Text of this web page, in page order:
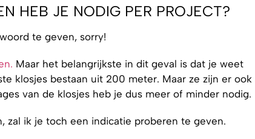
HEB JE NODIG PER PROJECT?
te geven, sorry!
Maar het belangrijkste in dit geval is dat je weet
klosjes bestaan uit 200 meter. Maar ze zijn er ook
van de klosjes heb je dus meer of minder nodig.
zal ik je toch een indicatie proberen te geven.